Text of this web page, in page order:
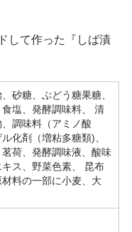
して作った『しば漬
砂糖、ぶどう糖果糖、
塩、発酵調味料、 清
調味料（アミノ酸
化剤（増粘多糖類)、
荷、発酵調味液、酸味
ス、野菜色素、 昆布
料の一部に小麦、大